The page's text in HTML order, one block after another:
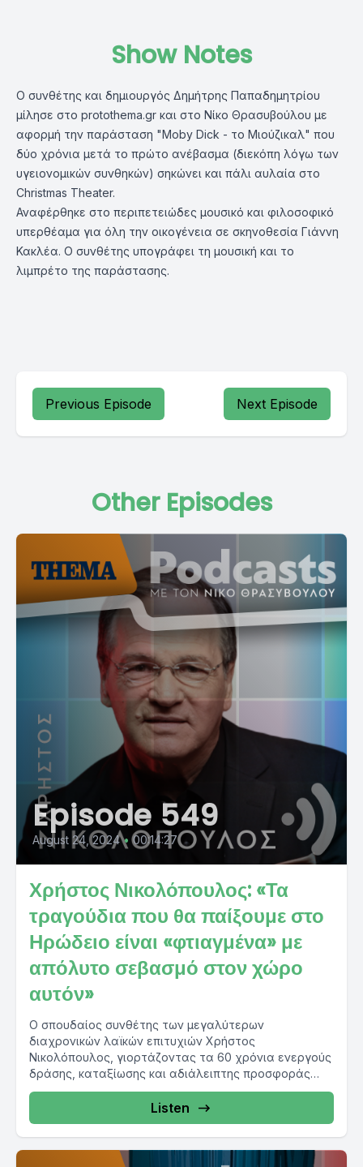
Show Notes
Ο συνθέτης και δημιουργός Δημήτρης Παπαδημητρίου
μίλησε στο protothema.gr και στο Νίκο Θρασυβούλου με
αφορμή την παράσταση "Moby Dick - το Μιούζικαλ" που
δύο χρόνια μετά το πρώτο ανέβασμα (διεκόπη λόγω των
υγειονομικών συνθηκών) σηκώνει και πάλι αυλαία στο
Christmas Theater.
Αναφέρθηκε στο περιπετειώδες μουσικό και φιλοσοφικό
υπερθέαμα για όλη την οικογένεια σε σκηνοθεσία Γιάννη
Κακλέα. Ο συνθέτης υπογράφει τη μουσική και το
λιμπρέτο της παράστασης.
Previous Episode Next Episode
Other Episodes
Episode 549
August 24, 2024 • 00:14:27
Χρήστος Νικολόπουλος: «Τα
τραγούδια που θα παίξουμε στο
Ηρώδειο είναι «φτιαγμένα» με
απόλυτο σεβασμό στον χώρο
αυτόν»
Ο σπουδαίος συνθέτης των μεγαλύτερων
διαχρονικών λαϊκών επιτυχιών Χρήστος
Νικολόπουλος, γιορτάζοντας τα 60 χρόνια ενεργούς
δράσης, καταξίωσης και αδιάλειπτης προσφοράς
στον πολιτισμό και στα...
Listen